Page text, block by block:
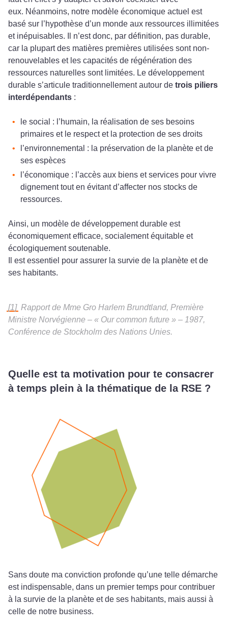
eux. Néanmoins, notre modèle économique actuel est
basé sur l’hypothèse d’un monde aux ressources illimitées
et inépuisables. Il n’est donc, par définition, pas durable,
car la plupart des matières premières utilisées sont non-
renouvelables et les capacités de régénération des
ressources naturelles sont limitées. Le développement
durable s’articule traditionnellement autour de trois piliers
interdépendants :
le social : l’humain, la réalisation de ses besoins
primaires et le respect et la protection de ses droits
l’environnemental : la préservation de la planète et de
ses espèces
l’économique : l’accès aux biens et services pour vivre
dignement tout en évitant d’affecter nos stocks de
ressources.
Ainsi, un modèle de développement durable est
économiquement efficace, socialement équitable et
écologiquement soutenable.
Il est essentiel pour assurer la survie de la planète et de
ses habitants.
[1]Rapport de Mme Gro Harlem Brundtland, Première
Ministre Norvégienne – « Our common future » – 1987,
Conférence de Stockholm des Nations Unies.
Quelle est ta motivation pour te consacrer
à temps plein à la thématique de la RSE ?
Sans doute ma conviction profonde qu’une telle démarche
est indispensable, dans un premier temps pour contribuer
à la survie de la planète et de ses habitants, mais aussi à
celle de notre business.